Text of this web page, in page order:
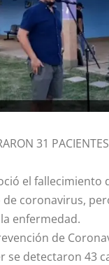
31 PACIENTES
el fallecimiento
coronavirus,
enfermedad.
de
se detectaron 43